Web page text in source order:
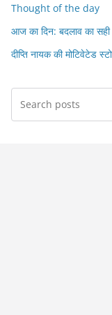
Thought of the day
आज का दिन: बदलाव का
दीप्ति नायक की मोटिवेटेड